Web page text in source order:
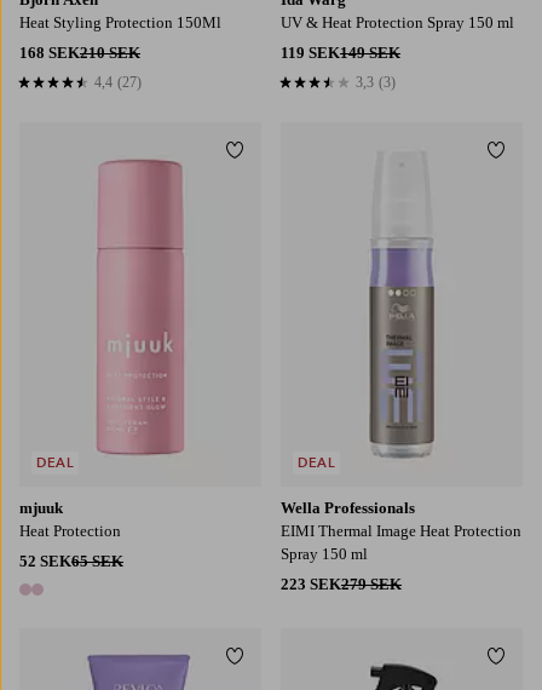
Heat Styling Protection 150Ml
168 SEK210 SEK
4,4 baserat på 27 st betyg
4,4 (27)
UV & Heat Protection Spray 150 ml
119 SEK149 SEK
3,3 baserat på 3 st betyg
3,3 (3)
mjuuk
Heat Protection
52 SEK65 SEK
2 färger
DEAL
Lägg till i favoriter
Wella Professionals
EIMI Thermal Image Heat Protection
Spray 150 ml
223 SEK279 SEK
DEAL
Lägg till i favoriter